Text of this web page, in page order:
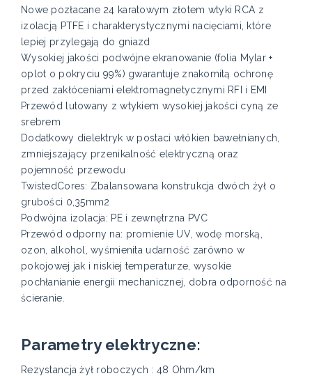
Nowe pozłacane 24 karatowym złotem wtyki RCA z
izolacją PTFE i charakterystycznymi nacięciami, które
lepiej przylegają do gniazd
Wysokiej jakości podwójne ekranowanie (folia Mylar +
oplot o pokryciu 99%) gwarantuje znakomitą ochronę
przed zakłóceniami elektromagnetycznymi RFI i EMI
Przewód lutowany z wtykiem wysokiej jakości cyną ze
srebrem
Dodatkowy dielektryk w postaci włókien bawełnianych,
zmniejszający przenikalność elektryczną oraz
pojemność przewodu
TwistedCores: Zbalansowana konstrukcja dwóch żył o
grubości 0,35mm2
Podwójna izolacja: PE i zewnętrzna PVC
Przewód odporny na: promienie UV, wodę morską,
ozon, alkohol, wyśmienita udarność zarówno w
pokojowej jak i niskiej temperaturze, wysokie
pochłanianie energii mechanicznej, dobra odporność na
ścieranie.
Parametry elektryczne:
Rezystancja żył roboczych : 48 Ohm/km